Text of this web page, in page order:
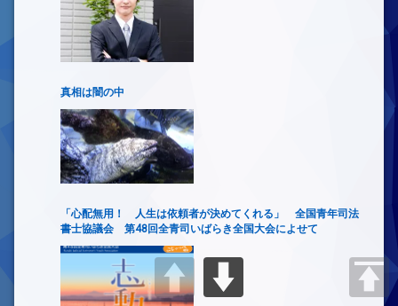
真相は闇の中
「心配無用！ 人生は依頼者が決めてくれる」 全国青年司法
書士協議会 第48回全青司いばらき全国大会によせて